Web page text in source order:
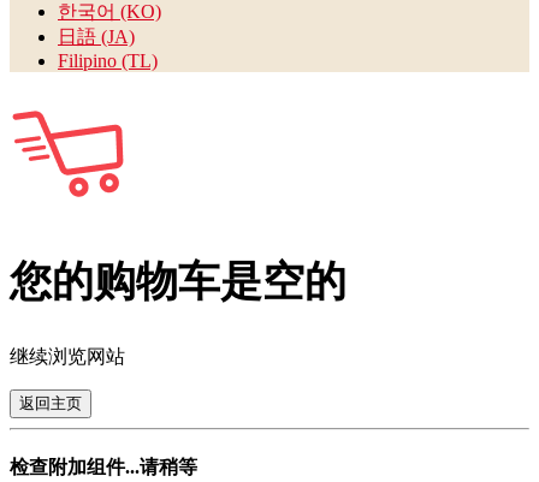
한국어 (KO)
日語 (JA)
Filipino (TL)
您的购物车是空的
继续浏览网站
返回主页
检查附加组件...请稍等